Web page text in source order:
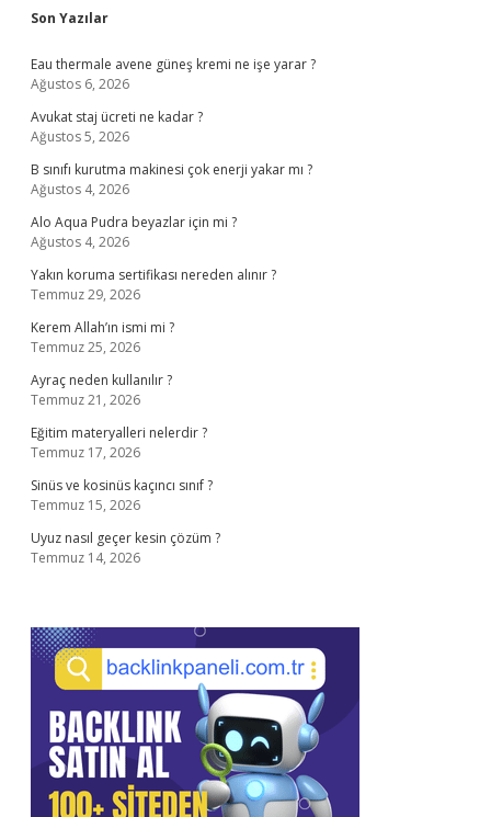
Sidebar
Son Yazılar
Eau thermale avene güneş kremi ne işe yarar ?
Ağustos 6, 2026
Avukat staj ücreti ne kadar ?
Ağustos 5, 2026
B sınıfı kurutma makinesi çok enerji yakar mı ?
Ağustos 4, 2026
Alo Aqua Pudra beyazlar için mi ?
Ağustos 4, 2026
Yakın koruma sertifikası nereden alınır ?
Temmuz 29, 2026
Kerem Allah’ın ismi mi ?
Temmuz 25, 2026
Ayraç neden kullanılır ?
Temmuz 21, 2026
Eğitim materyalleri nelerdir ?
Temmuz 17, 2026
Sinüs ve kosinüs kaçıncı sınıf ?
Temmuz 15, 2026
Uyuz nasıl geçer kesin çözüm ?
Temmuz 14, 2026